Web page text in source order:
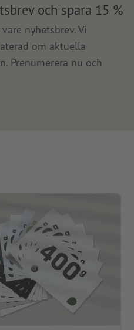
och spara 15 %
nyhetsbrev. Vi
om aktuella
Prenumerera nu och